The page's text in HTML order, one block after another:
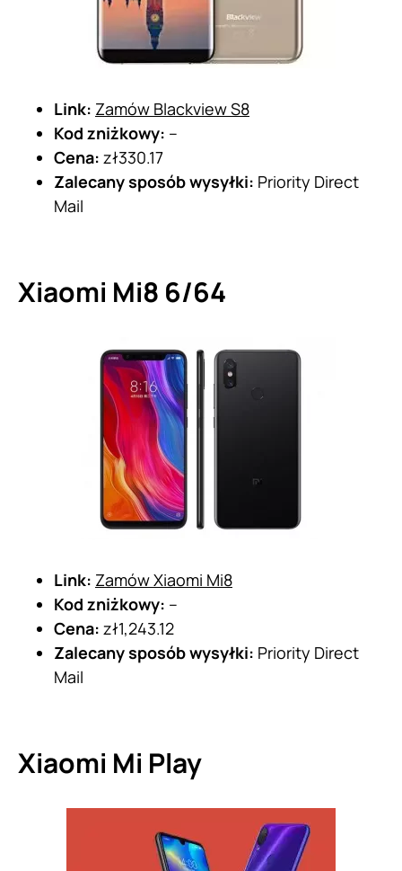
Link: Zamów Blackview S8
Kod zniżkowy: –
Cena: zł330.17
Zalecany sposób wysyłki: Priority Direct
Mail
Xiaomi Mi8 6/64
Link: Zamów Xiaomi Mi8
Kod zniżkowy: –
Cena: zł1,243.12
Zalecany sposób wysyłki: Priority Direct
Mail
Xiaomi Mi Play